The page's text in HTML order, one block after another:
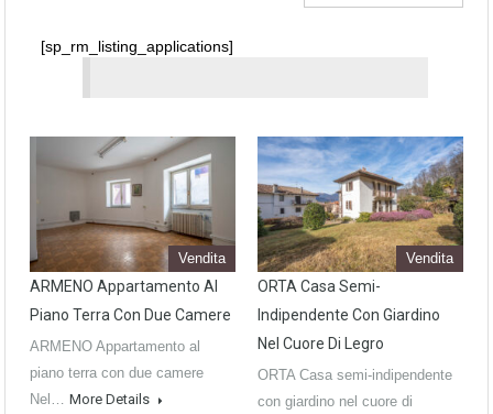
[sp_rm_listing_applications]
Vendita
ARMENO Appartamento Al
Piano Terra Con Due Camere
ARMENO Appartamento al
piano terra con due camere
Nel… More Details
Vendita
ORTA Casa Semi-
Indipendente Con Giardino
Nel Cuore Di Legro
ORTA Casa semi-indipendente
con giardino nel cuore di